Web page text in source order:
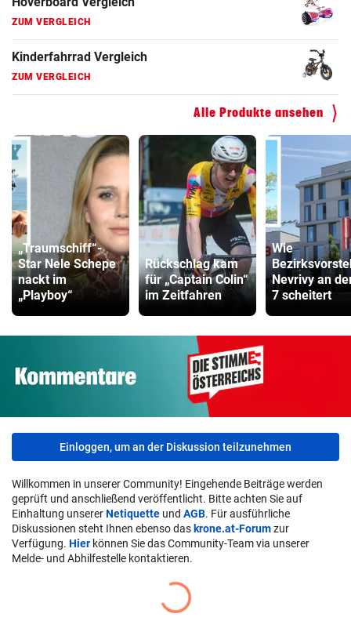
ZUM VERGLEICH
Kinderfahrrad Vergleich
ZUM VERGLEICH
Alle Produkte ansehen
„Traumschiff“-
Star Nele Schepe
nackt im
„Playboy“
Rückschlag kam
für „Captain Colin“
im Zeitfahren
Wie
Nevrivy an
7 scheitert
Einloggen, um an der Diskussion teilzunehmen
Willkommen in unserer Community! Eingehende Beiträge werden
geprüft und anschließend veröffentlicht. Bitte achten Sie auf
Einhaltung unsererNetiquette und AGB. Für ausführliche
Diskussionen steht Ihnen ebenso das krone.at-Forumzur
Verfügung. Hier können Sie das Community-Team via unserer
Melde- und Abhilfestelle kontaktieren.